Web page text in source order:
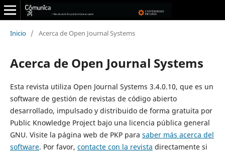
Inicio / Acerca de Open Journal Systems
Acerca de Open Journal Systems
Esta revista utiliza Open Journal Systems 3.4.0.10, que es un
software de gestión de revistas de código abierto
desarrollado, impulsado y distribuido de forma gratuita por
Public Knowledge Project bajo una licencia pública general
GNU. Visite la página web de PKP para saber más acerca del
software. Por favor, contacte con la revista directamente si